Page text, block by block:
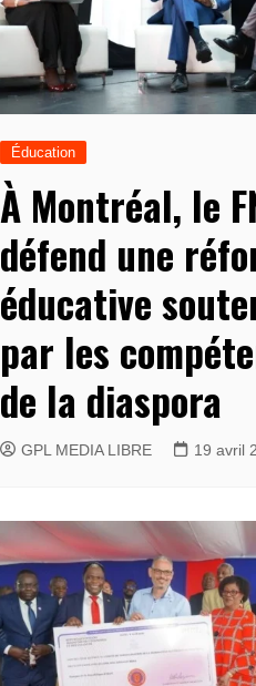
Éducation
À Montréal, le
défend une
éducative
par les
de la diaspora
GPL MEDIA LIBRE 19 avril